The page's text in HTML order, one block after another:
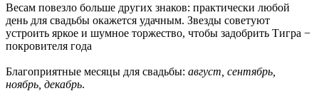
Весам повезло больше других знаков: практически любой
день для свадьбы окажется удачным. Звезды советуют
устроить яркое и шумное торжество, чтобы задобрить Тигра −
покровителя года
Благоприятные месяцы для свадьбы: август, сентябрь,
ноябрь, декабрь.